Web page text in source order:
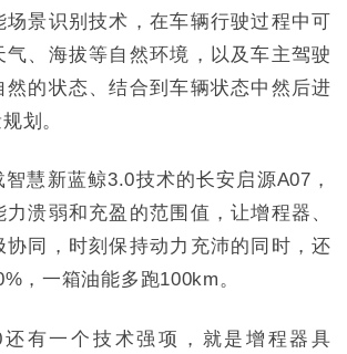
场景识别技术，在车辆行驶过程中可
气、海拔等自然环境，以及车主驾驶
然的状态、结合到车辆状态中然后进
划。
慧新蓝鲸3.0技术的长安启源A07，
溃弱和充盈的范围值，让增程器、
协同，时刻保持动力充沛的同时，还
，一箱油能多跑100km。
有一个技术强项，就是增程器具